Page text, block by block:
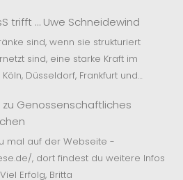
trifft … Uwe Schneidewind
sind, wenn sie strukturiert
sind, eine starke Kraft im
Düsseldorf, Frankfurt und…
zu Genossenschaftliches
mal auf der Webseite -
, dort findest du weitere Infos
Erfolg, Britta